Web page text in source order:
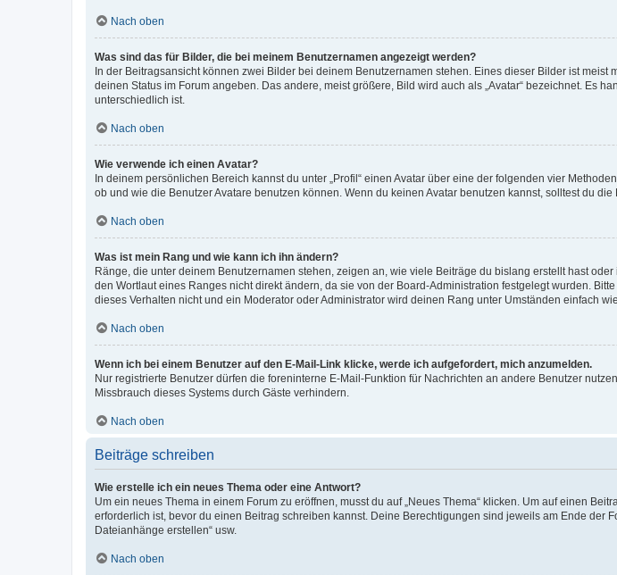
Nach oben
Was sind das für Bilder, die bei meinem Benutzernamen angezeigt werden?
In der Beitragsansicht können zwei Bilder bei deinem Benutzernamen stehen. Eines dieser Bilder ist
deinen Status im Forum angeben. Das andere, meist größere, Bild wird auch als „Avatar“ bezeichnet. Es
unterschiedlich ist.
Nach oben
Wie verwende ich einen Avatar?
In deinem persönlichen Bereich kannst du unter „Profil“ einen Avatar über eine der folgenden vier
ob und wie die Benutzer Avatare benutzen können. Wenn du keinen Avatar benutzen kannst, solltest du die
Nach oben
Was ist mein Rang und wie kann ich ihn ändern?
Ränge, die unter deinem Benutzernamen stehen, zeigen an, wie viele Beiträge du bislang erstellt hast
den Wortlaut eines Ranges nicht direkt ändern, da sie von der Board-Administration festgelegt wurden.
dieses Verhalten nicht und ein Moderator oder Administrator wird deinen Rang unter Umständen einfach
Nach oben
Wenn ich bei einem Benutzer auf den E-Mail-Link klicke, werde ich aufgefordert, mich anzumelden.
Nur registrierte Benutzer dürfen die foreninterne E-Mail-Funktion für Nachrichten an andere Benutzer
Missbrauch dieses Systems durch Gäste verhindern.
Nach oben
Beiträge schreiben
Wie erstelle ich ein neues Thema oder eine Antwort?
Um ein neues Thema in einem Forum zu eröffnen, musst du auf „Neues Thema“ klicken. Um auf einen
erforderlich ist, bevor du einen Beitrag schreiben kannst. Deine Berechtigungen sind jeweils am Ende der
Dateianhänge erstellen“ usw.
Nach oben